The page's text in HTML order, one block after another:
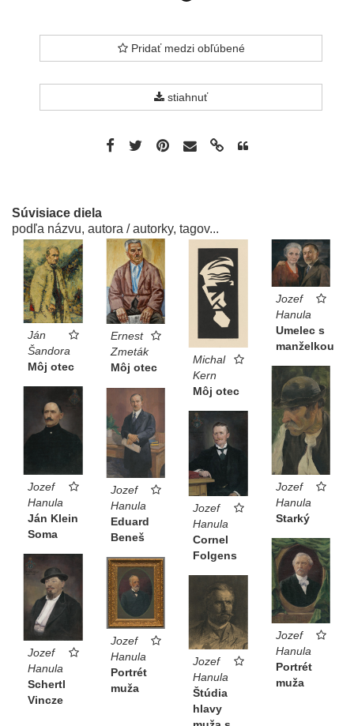
Pridať medzi obľúbené
stiahnuť
Súvisiace diela
podľa názvu, autora / autorky, tagov...
Ján
Šandora
Môj otec
Ernest
Zmeták
Môj otec
Michal
Kern
Môj otec
Jozef
Hanula
Umelec s
manželkou
Jozef
Hanula
Starký
Jozef
Hanula
Ján Klein
Soma
Jozef
Hanula
Eduard
Beneš
Jozef
Hanula
Cornel
Folgens
Jozef
Hanula
Portrét
muža
Jozef
Hanula
Schertl
Vincze
Jozef
Hanula
Portrét
muža
Jozef
Hanula
Štúdia
hlavy